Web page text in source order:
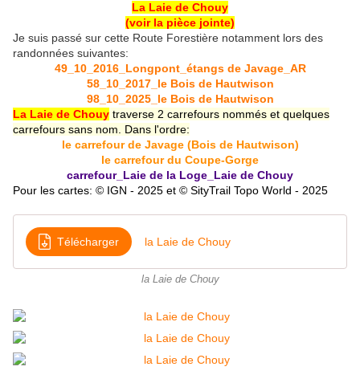
La Laie de Chouy
(voir la pièce jointe)
Je suis passé sur cette Route Forestière notamment lors des
randonnées suivantes:
49_10_2016_Longpont_étangs de Javage_AR
58_10_2017_le Bois de Hautwison
98_10_2025_le Bois de Hautwison
La Laie de Chouy traverse 2 carrefours nommés et quelques
carrefours sans nom. Dans l'ordre:
le carrefour de Javage (Bois de Hautwison)
le carrefour du Coupe-Gorge
carrefour_Laie de la Loge_Laie de Chouy
Pour les cartes: © IGN - 2025 et © SityTrail Topo World - 2025
Télécharger la Laie de Chouy
la Laie de Chouy